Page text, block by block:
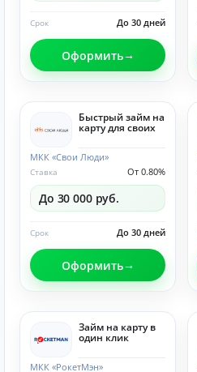
До 30 дней
Срок
Оформить
Быстрый займ на
карту для своих
МКК «Свои Люди»
От 0.80%
Ставка
До 30 000 руб.
До 30 дней
Срок
Оформить
Займ на карту в
один клик
МКК «РокетМэн»